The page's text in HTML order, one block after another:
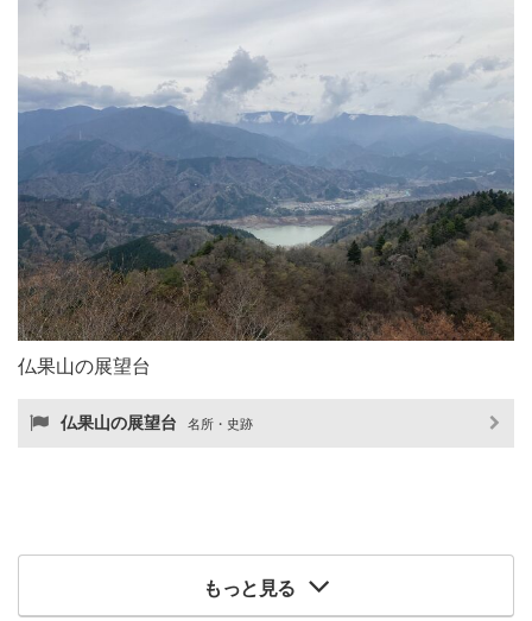
仏果山の展望台
仏果山の展望台 名所・史跡
もっと見る